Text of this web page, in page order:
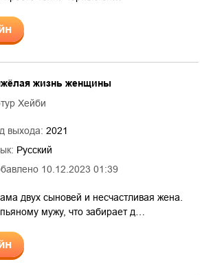
10.12.2023 01:39
жизнь женщины
Хейби
выхода: 2021
Русский
двух сыновей и несчастливая жена.
мужу, что забирает д…